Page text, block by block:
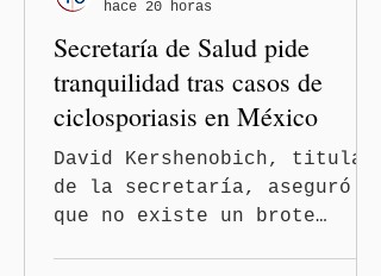
Secretaría de Salud pide
tranquilidad tras casos de
ciclosporiasis en México
David Kershenobich, titular
de la secretaría, aseguró
que no existe un brote
hace 20 horas